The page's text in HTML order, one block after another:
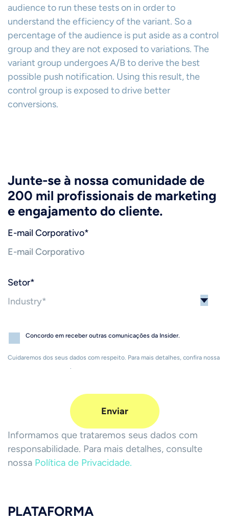
audience to run these tests on in order to
understand the efficiency of the variant. So a
percentage of the audience is put aside as a control
group and they are not exposed to variations. The
variant group undergoes A/B to derive the best
possible push notification. Using this result, the
control group is exposed to drive better
conversions.
Junte-se à nossa comunidade de
200 mil profissionais de marketing
e engajamento do cliente.
E-mail Corporativo*
Setor*
Concordo em receber outras comunicações da Insider.
Cuidaremos dos seus dados com respeito. Para mais detalhes, confira nossa
.
Informamos que trataremos seus dados com
responsabilidade. Para mais detalhes, consulte
nossa Política de Privacidade.
PLATAFORMA